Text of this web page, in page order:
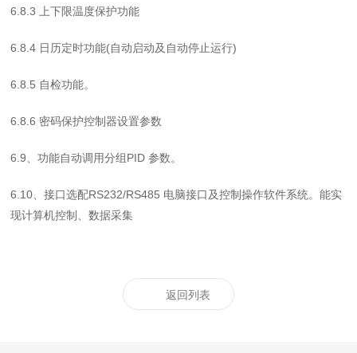
6.8.3 上下限温度保护功能
6.8.4 日历定时功能(自动启动及自动停止运行)
6.8.5 自检功能。
6.8.6 密码保护控制器设置参数
6.9 、功能自动调用分组PID参数。
6.10 、接口选配RS232/RS485 电脑接口及控制操作软件系统。能实
现计算机控制、数据采集
返回列表